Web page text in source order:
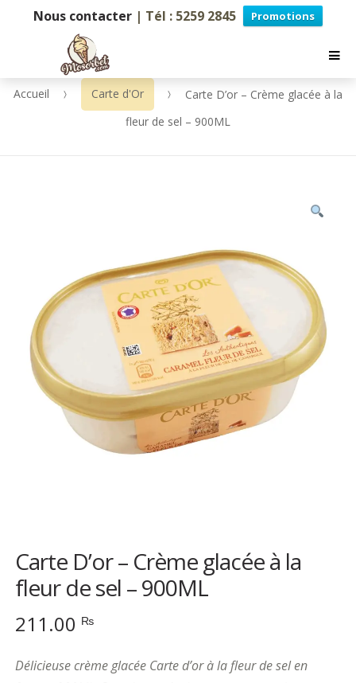
Nous contacter | Tél : 5259 2845 Promotions
Accueil Carte d'Or
Carte D’or – Crème glacée à la
fleur de sel – 900ML
Carte D’or – Crème glacée à la
fleur de sel – 900ML
211.00 ₨
Délicieuse crème glacée Carte d’or à la fleur de sel en